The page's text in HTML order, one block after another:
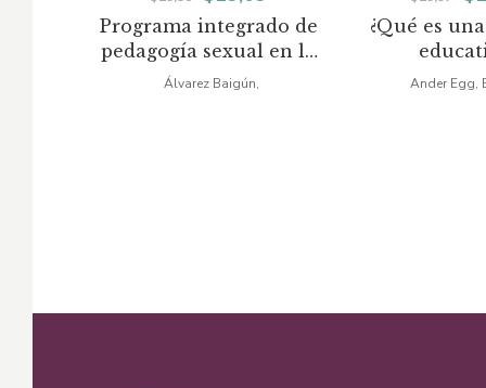
Programa integrado de
pedagogía sexual en la
escuela
precio
original
precio
Álvarez Baigún,
¿Qué es
Ander Egg,